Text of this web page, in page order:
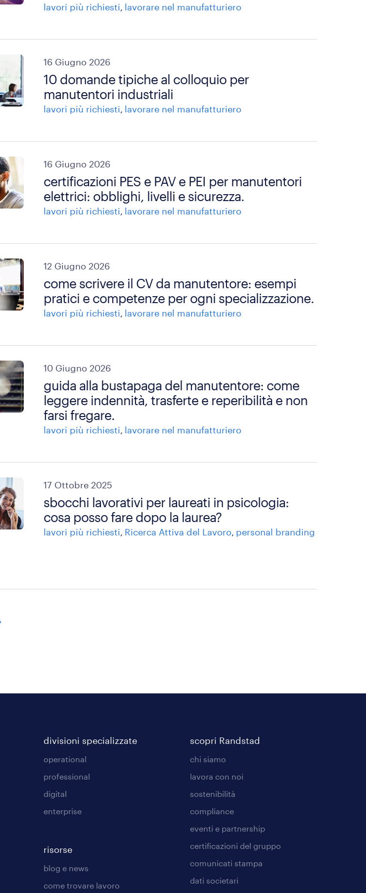
lavori più richiesti lavorare nel manufatturiero
16 Giugno 2026
10 domande tipiche al colloquio per
manutentori industriali
lavori più richiesti lavorare nel manufatturiero
16 Giugno 2026
certificazioni PES e PAV e PEI per manutentori
elettrici: obblighi, livelli e sicurezza.
lavori più richiesti lavorare nel manufatturiero
12 Giugno 2026
come scrivere il CV da manutentore: esempi
pratici e competenze per ogni specializzazione.
lavori più richiesti lavorare nel manufatturiero
10 Giugno 2026
guida alla bustapaga del manutentore: come
leggere indennità, trasferte e reperibilità e non
farsi fregare.
lavori più richiesti lavorare nel manufatturiero
17 Ottobre 2025
sbocchi lavorativi per laureati in psicologia:
cosa posso fare dopo la laurea?
lavori più richiesti Ricerca Attiva del Lavoro personal branding
divisioni specializzate
operational
professional
digital
enterprise
risorse
blog e news
come trovare lavoro
scopri Randstad
chi siamo
lavora con noi
sostenibilità
compliance
eventi e partnership
certificazioni del gruppo
comunicati stampa
dati societari